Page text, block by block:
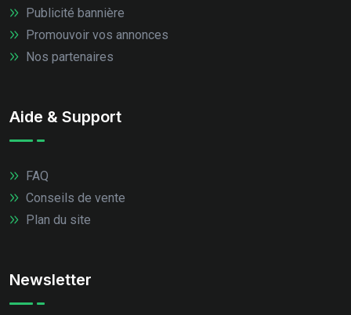
Publicité bannière
Promouvoir vos annonces
Nos partenaires
Aide & Support
FAQ
Conseils de vente
Plan du site
Newsletter